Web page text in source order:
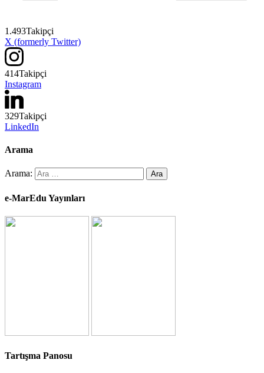
1.493Takipçi
X (formerly Twitter)
414Takipçi
Instagram
329Takipçi
LinkedIn
Arama
Arama:
e-MarEdu Yayınları
Tartışma Panosu